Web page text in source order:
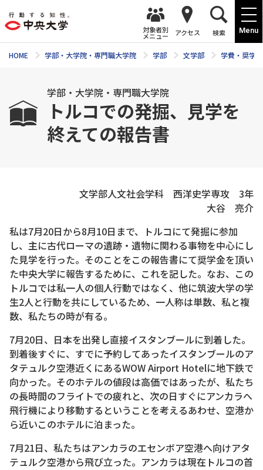
Menu
対象者別
メニュー アクセス 検索
HOME 学部・大学院・専門職大学院 学部 文学部 学費・奨学金
学部・大学院・専門職大学院
トルコでの発掘、見学を
終えての報告書
文学部人文社会学科 西洋史学専攻 3年
大谷 亮介
私は7月20日から8月10日まで、トルコにて発掘に参加
し、主に古代ローマの遺跡・遺物に関わる事物を中心にし
た見学を行った。そのことをこの報告書にて奨学金を頂い
た中央大学に報告するために、これを記した。なお、この
トルコでは私一人の個人行動ではなく、他に筑波大学の学
生2人と行動を共にしているため、一人称は単数、私と複
数、私たちの時が有る。
7月20日、日本を出発し直接イスタンブールに到着した。
到着後すぐに、すでに予約してあったイスタンブールのア
タテュルク空港近くにあるWOW Airport Hotelに地下鉄で
向かった。そのホテルの値段は高価ではあったが、私たち
の長時間のフライトでの疲れと、次の日すぐにアンカラへ
飛行機により移動するということを考えるあわせ、空港か
ら近いこのホテルに泊まった。
7月21日、私たちはアンカラのエセンボア空港へ向けアタ
テュルク空港から飛び立った。アンカラは現在トルコの首